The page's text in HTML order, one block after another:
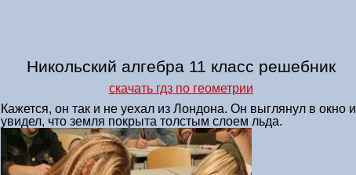
Никольский алгебра 11 класс решебник
скачать гдз по геометрии
Кажется, он так и не уехал из Лондона. Он выглянул в окно и
увидел, что земля покрыта толстым слоем льда.